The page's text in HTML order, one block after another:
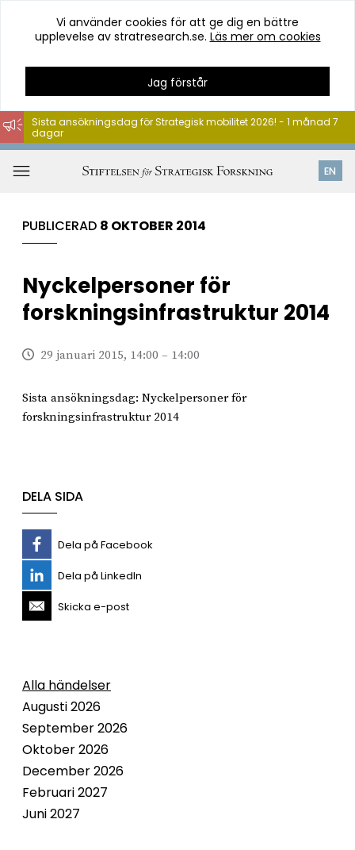
Hoppa
till
innehåll
Vi använder cookies för att ge dig en bättre
upplevelse av stratresearch.se. Läs mer om cookies
Jag förstår
EN
Sista ansökningsdag för Strategisk mobilitet 2026! - 1 månad 7
dagar
PUBLICERAD 8 OKTOBER 2014
Nyckelpersoner för
forskningsinfrastruktur 2014
29 januari 2015, 14:00 – 14:00
Sista ansökningsdag: Nyckelpersoner för
forskningsinfrastruktur 2014
DELA SIDA
Dela på Facebook
Dela på LinkedIn
Skicka e-post
Alla händelser
Augusti 2026
September 2026
Oktober 2026
December 2026
Februari 2027
Juni 2027